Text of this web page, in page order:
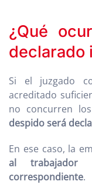
¿Qué
declarado
Si el juzgado
acreditado
no concurren
despido será
En ese caso, la
al trabajador
correspondiente.